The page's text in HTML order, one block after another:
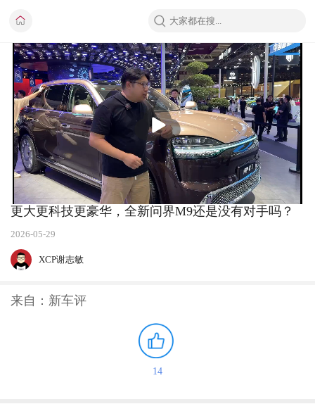
播
放
更大更科技更豪华，全新问界M9还是没有对手吗？
2026-05-29
XCP谢志敏
来自：新车评
14